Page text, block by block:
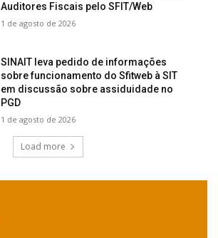
Auditores Fiscais pelo SFIT/Web
1 de agosto de 2026
SINAIT leva pedido de informações
sobre funcionamento do Sfitweb à SIT
em discussão sobre assiduidade no
PGD
1 de agosto de 2026
Load more